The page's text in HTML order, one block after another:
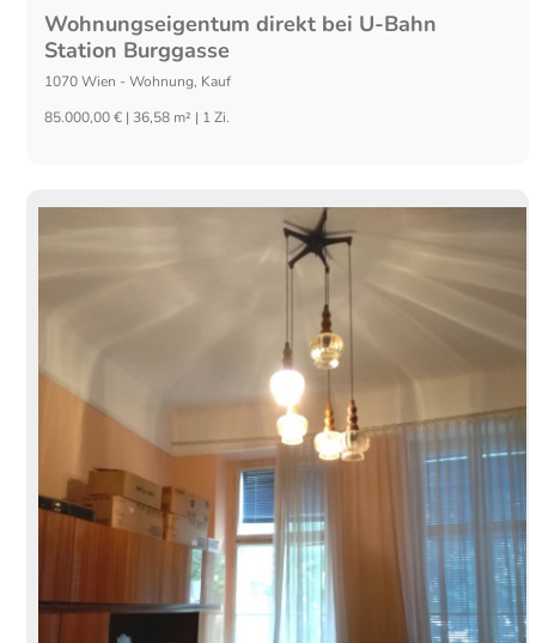
Wohnungseigentum direkt bei U-Bahn
Station Burggasse
1070 Wien -Wohnung, Kauf
85.000,00 € | 36,58 m² | 1 Zi.